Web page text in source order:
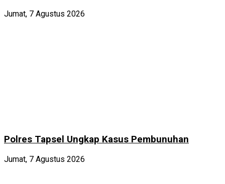
Jumat, 7 Agustus 2026
Polres Tapsel Ungkap Kasus Pembunuhan
Jumat, 7 Agustus 2026